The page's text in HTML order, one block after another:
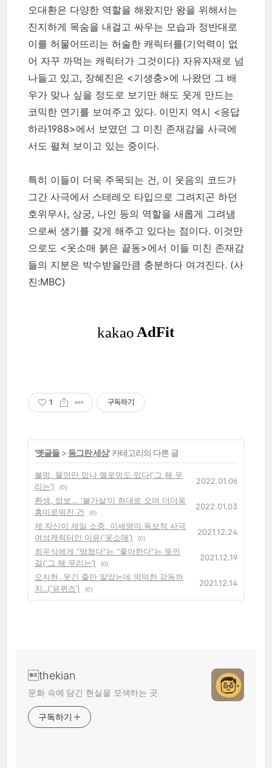
오대환은 다양한 역할을 해왔지만 왕을 위해서는
진지하게 목숨을 내걸고 싸우는 모습과 정반대로
이를 허물어뜨리는 허술한 캐릭터를(기억력이 없
어 자꾸 까먹는 캐릭터가 그것이다) 자유자재로 넘
나들고 있고, 장혜진은 <기생충>에 나왔던 그 배
우가 맞나 싶을 정도로 보기만 해도 웃게 만드는
코믹한 연기를 보여주고 있다. 이민지 역시 <응답
하라1988>에서 보였던 그 미친 존재감을 사극에
서도 펼쳐 보이고 있는 중이다.
특히 이들이 더욱 주목되는 건, 이 웃음의 코드가
그간 사극에서 스테레오 타입으로 그려지곤 하던
호위무사, 상궁, 나인 등의 역할을 새롭게 그려냄
으로써 생기를 갖게 해주고 있다는 점이다. 이것만
으로도 <옷소매 붉은 끝동>에서 이들 미친 존재감
들의 지분은 박수받을만큼 충분하다 여겨진다. (사
진:MBC)
1 구독하기
'옛글들> 동그란 세상' 카테고리의 다른 글
불멍, 물멍만 있나 멜로멍도 있다(‘그 해 우
리는’)
(0)
2022.01.06
환생, 업보... ‘불가살’이 현대로 오며 더더욱
흥미로워진 건
(0)
2022.01.03
제 자신이 제일 소중, 이세영이 독보적 사극
여성캐릭터인 이유(‘옷소매’)
(0)
2021.12.24
최우식에게 “망쳤다”는 “좋아한다”는 뜻인
걸(‘그 해 우리는’)
(0)
2021.12.19
오지헌, 웃긴 줄만 알았는데 먹먹한 감동까
지..(‘유퀴즈’)
(0)
2021.12.14
thekian
문화 속에 담긴 현실을 모색하는 곳
구독하기